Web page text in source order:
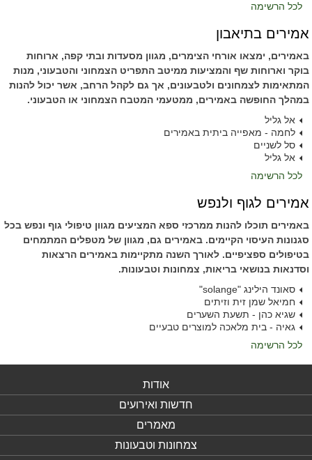
לכל הרשימה
אמירים בתיאבון
באמירים, ימצאו אורחי הצימרים, מגוון מסעדות ובתי קפה, ארוחות
בוקר וארוחות שף והמציעות ממיטב התפריט הצמחוני והטבעוני, מנות
המתאימות לצמחונים ולטבעונים, אך גם לקהל הרחב, אשר יכול להנות
במהלך החופשה באמירים, ממטעמי המטבח הצמחוני או הטבעוני.
אל גליל
לחמה - מאפייה ביתית באמירים
סל לשניים
אל גליל
לכל הרשימה
אמירים לגוף ולנפש
באמירים תוכלו להנות ממרכזי ספא המציעים מגוון טיפולי גוף ונפש בכל
סגנונות העיסוי הקיימים. באמירים גם, מגוון של מטפלים המתמחים
בטיפולים ספציפיים. לאורך השנה מתקיימות באמירים הרצאות
וסדנאות בנושאי בריאות, צמחונות וטבעונות.
סאונד הילינג "solange"
חמיאל שמן זית וזיתים
שגיא כהן - תשעת השערים
גאיה - בית מלאכה למוצרים טבעיים
לכל הרשימה
אודות
חדשות ואירועים
מאמרים
צמחונות וטבעונות